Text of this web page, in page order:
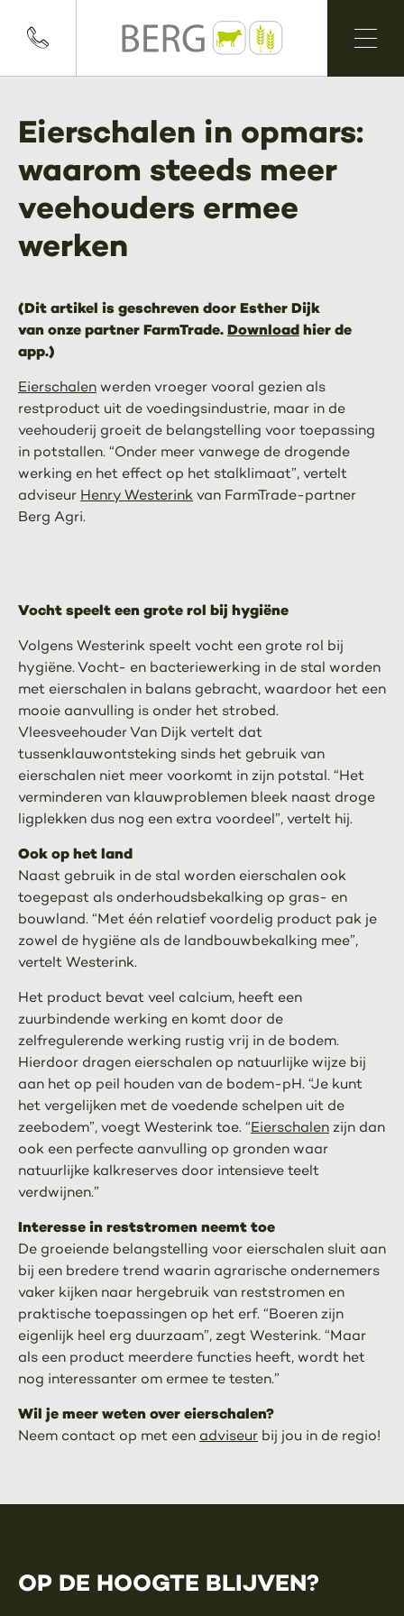
Eierschalen in opmars:
waarom steeds meer
veehouders ermee
werken
(Dit artikel is geschreven door Esther Dijk
van onze partner FarmTrade.Downloadhier de
app.)
Eierschalen werden vroeger vooral gezien als
restproduct uit de voedingsindustrie, maar in de
veehouderij groeit de belangstelling voor toepassing
in potstallen. “Onder meer vanwege de drogende
werking en het effect op het stalklimaat”, vertelt
adviseur Henry Westerink van FarmTrade-partner
Berg Agri.
Vocht speelt een grote rol bij hygiëne
Volgens Westerink speelt vocht een grote rol bij
hygiëne. Vocht- en bacteriewerking in de stal worden
met eierschalen in balans gebracht, waardoor het een
mooie aanvulling is onder het strobed.
Vleesveehouder Van Dijk vertelt dat
tussenklauwontsteking sinds het gebruik van
eierschalen niet meer voorkomt in zijn potstal. “Het
verminderen van klauwproblemen bleek naast droge
ligplekken dus nog een extra voordeel”, vertelt hij.
Ook op het land
Naast gebruik in de stal worden eierschalen ook
toegepast als onderhoudsbekalking op gras- en
bouwland. “Met één relatief voordelig product pak je
zowel de hygiëne als de landbouwbekalking mee”,
vertelt Westerink.
Het product bevat veel calcium, heeft een
zuurbindende werking en komt door de
zelfregulerende werking rustig vrij in de bodem.
Hierdoor dragen eierschalen op natuurlijke wijze bij
aan het op peil houden van de bodem-pH. “Je kunt
het vergelijken met de voedende schelpen uit de
zeebodem”, voegt Westerink toe. “Eierschalen zijn dan
ook een perfecte aanvulling op gronden waar
natuurlijke kalkreserves door intensieve teelt
verdwijnen.”
Interesse in reststromen neemt toe
De groeiende belangstelling voor eierschalen sluit aan
bij een bredere trend waarin agrarische ondernemers
vaker kijken naar hergebruik van reststromen en
praktische toepassingen op het erf. “Boeren zijn
eigenlijk heel erg duurzaam”, zegt Westerink. “Maar
als een product meerdere functies heeft, wordt het
nog interessanter om ermee te testen.”
Wil je meer weten over eierschalen?
Neem contact op met een adviseur bij jou in de regio!
OP DE HOOGTE BLIJVEN?